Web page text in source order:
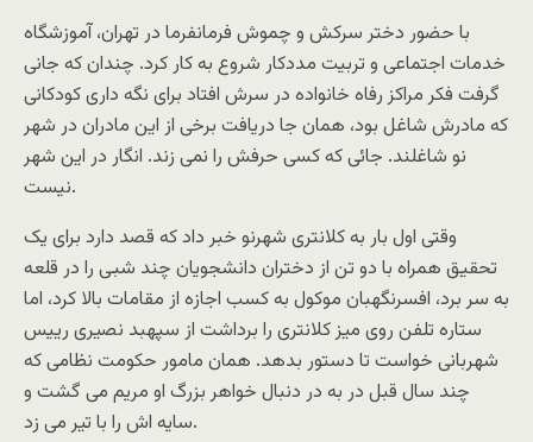
با حضور دختر سرکش و چموش فرمانفرما در تهران، آموزشگاه
خدمات اجتماعی و تربیت مددکار شروع به کار کرد. چندان که جانی
گرفت فکر مراکز رفاه خانواده در سرش افتاد برای نگه داری کودکانی
که مادرش شاغل بود، همان جا دریافت برخی از این مادران در شهر
نو شاغلند. جائی که کسی حرفش را نمی زند. انگار در این شهر
نیست.
وقتی اول بار به کلانتری شهرنو خبر داد که قصد دارد برای یک
تحقیق همراه با دو تن از دختران دانشجویان چند شبی را در قلعه
به سر برد، افسرنگهبان موکول به کسب اجازه از مقامات بالا کرد، اما
ستاره تلفن روی میز کلانتری را برداشت از سپهبد نصیری رییس
شهربانی خواست تا دستور بدهد. همان مامور حکومت نظامی که
چند سال قبل در به در دنبال خواهر بزرگ او مریم می گشت و
سایه اش را با تیر می زد.